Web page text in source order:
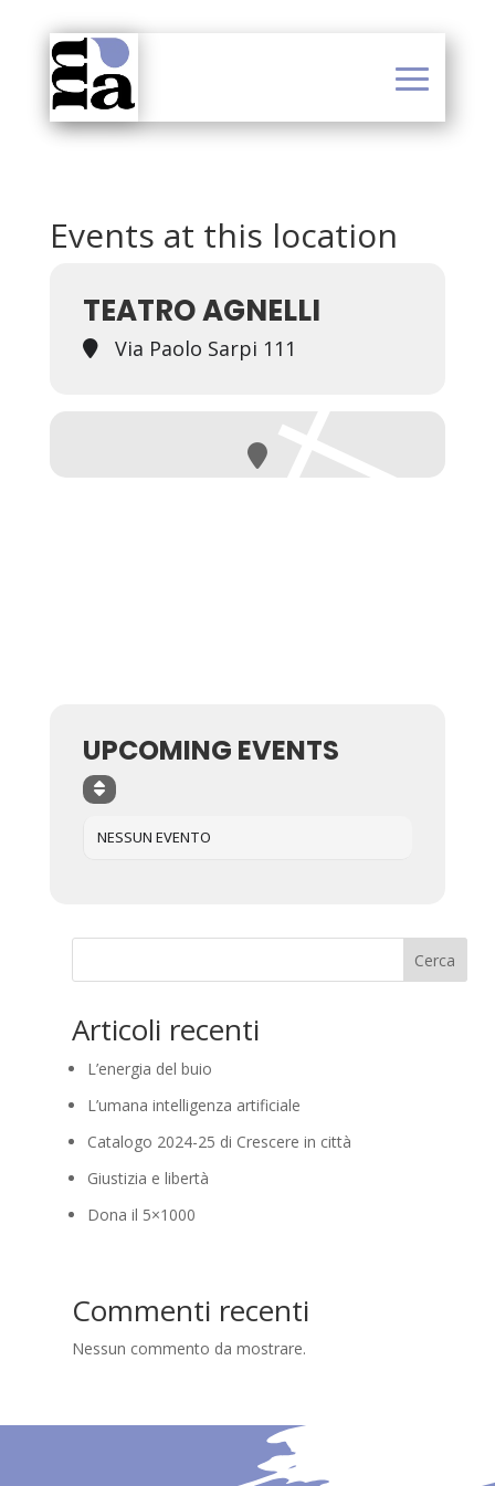
Events at this location
TEATRO AGNELLI
Via Paolo Sarpi 111
UPCOMING EVENTS
NESSUN EVENTO
Cerca
Articoli recenti
L’energia del buio
L’umana intelligenza artificiale
Catalogo 2024-25 di Crescere in città
Giustizia e libertà
Dona il 5×1000
Commenti recenti
Nessun commento da mostrare.